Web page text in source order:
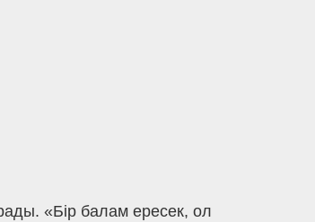
«Бір балам ересек, ол